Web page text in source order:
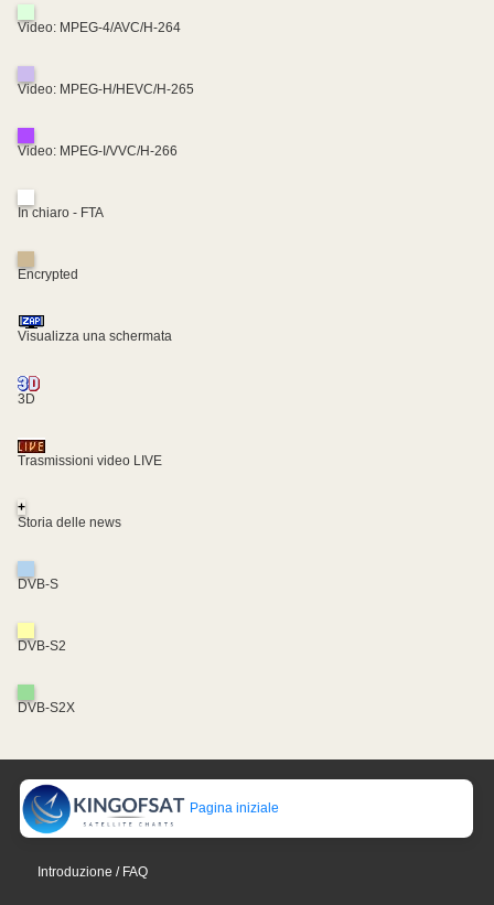
Video: MPEG-4/AVC/H-264
Video: MPEG-H/HEVC/H-265
Video: MPEG-I/VVC/H-266
In chiaro - FTA
Encrypted
Visualizza una schermata
3D
Trasmissioni video LIVE
+
Storia delle news
DVB-S
DVB-S2
DVB-S2X
Pagina iniziale
Introduzione / FAQ